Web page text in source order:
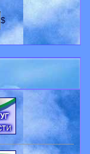
$